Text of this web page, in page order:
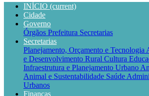
INÍCIO (current)
Cidade
Governo
Órgãos Prefeitura Secretarias
Secretarias
Planejamento, Orçamento e Tecnologia
e Desenvolvimento Rural Cultura
Infraestrutura e Planejamento Urbano
Animal e Sustentabilidade Saúde
Urbanos
Finanças